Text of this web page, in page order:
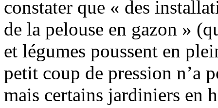
constater que « des
de la pelouse en gazon »
et légumes poussent en
petit coup de pression n’a
mais certains jardiniers en